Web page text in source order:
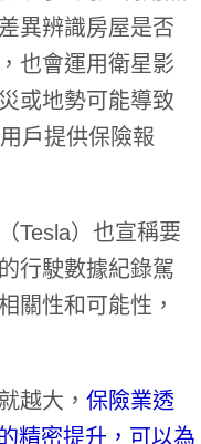
異辨識房屋是否
也會運用衛星影
或地勢可能導致
戶提供保險報
Tesla）也宣稱要
行駛數據紀錄駕
關性和可能性，
越大，保險業透
精密提升，可以為